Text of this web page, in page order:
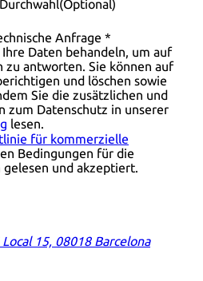
Durchwahl(Optional)
Anfrage *
Ihre Daten behandeln, um auf
zu antworten. Sie können auf
und löschen sowie
Sie die zusätzlichen und
Datenschutz in unserer
lesen.
für kommerzielle
Bedingungen für die
und akzeptiert.
15, 08018 Barcelona